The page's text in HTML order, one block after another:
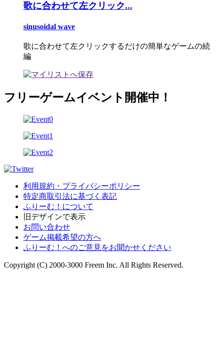
歌に合わせて左クリック...
sinusoidal wave
歌に合わせて左クリックするだけの簡単なゲームの続
編
フリーゲームイベント開催中！
利用規約・プライバシーポリシー
特定商取引法に基づく表記
ふりーむ！について
旧デザインで表示
お問い合わせ
ゲーム掲載希望の方へ
ふりーむ！へのご意見をお聞かせください
Copyright (C) 2000-3000 Freem Inc. All Rights Reserved.